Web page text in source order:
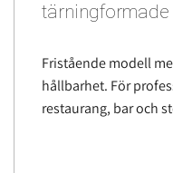
tärningformade
Fristående modell
hållbarhet. För
restaurang, bar och